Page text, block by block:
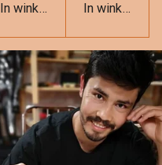
In winkelwagenIn winkelwagen